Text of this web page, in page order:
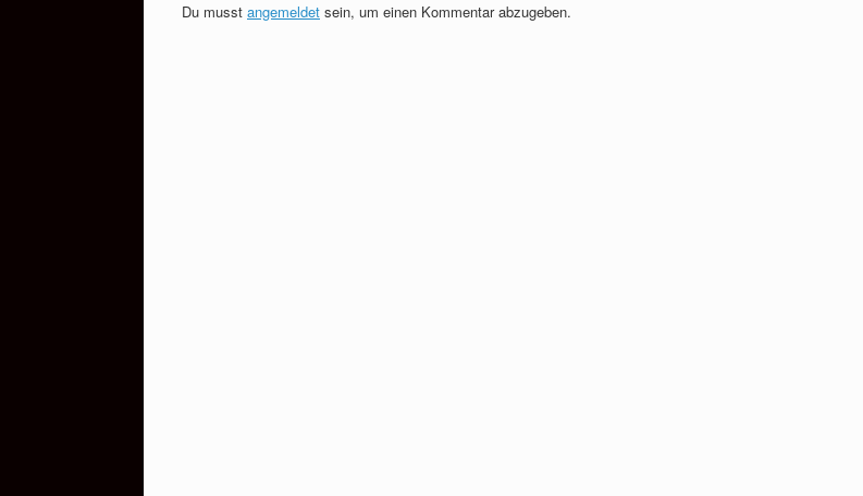
Du musst angemeldet sein, um einen Kommentar abzugeben.